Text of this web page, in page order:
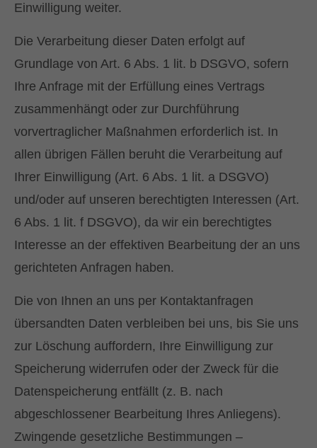
Einwilligung weiter.
Die Verarbeitung dieser Daten erfolgt auf
Grundlage von Art. 6 Abs. 1 lit. b DSGVO, sofern
Ihre Anfrage mit der Erfüllung eines Vertrags
zusammenhängt oder zur Durchführung
vorvertraglicher Maßnahmen erforderlich ist. In
allen übrigen Fällen beruht die Verarbeitung auf
Ihrer Einwilligung (Art. 6 Abs. 1 lit. a DSGVO)
und/oder auf unseren berechtigten Interessen (Art.
6 Abs. 1 lit. f DSGVO), da wir ein berechtigtes
Interesse an der effektiven Bearbeitung der an uns
gerichteten Anfragen haben.
Die von Ihnen an uns per Kontaktanfragen
übersandten Daten verbleiben bei uns, bis Sie uns
zur Löschung auffordern, Ihre Einwilligung zur
Speicherung widerrufen oder der Zweck für die
Datenspeicherung entfällt (z. B. nach
abgeschlossener Bearbeitung Ihres Anliegens).
Zwingende gesetzliche Bestimmungen –